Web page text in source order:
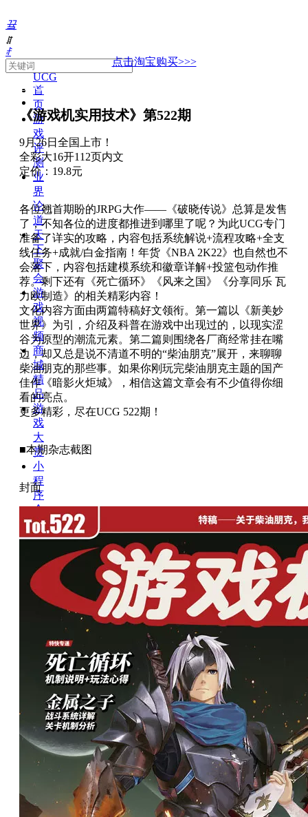
끀
ꁲ
About
UCG
首
页
游
戏
评
测
业
界
论
道
天
下
聚
会
游
戏
视
频
商
城
精
品
游
戏
大
赏
小
程
序
个
人
中
ꄙ
点击淘宝购买>>>
UCG,游戏机实用技术,游戏攻略,主机游戏,单机游戏
《游戏机实用技术》第522期
9月26日全国上市！
全彩大16开112页内文
定价：19.8元
各位翘首期盼的JRPG大作——《破晓传说》总算是发售
了，不知各位的进度都推进到哪里了呢？为此UCG专门
准备了详实的攻略，内容包括系统解说+流程攻略+全支
线任务+成就/白金指南！年货《NBA 2K22》也自然也不
会落下，内容包括建模系统和徽章详解+投篮包动作推
荐。剩下还有《死亡循环》《风来之国》《分享同乐 瓦
力欧制造》的相关精彩内容！
文化内容方面由两篇特稿好文领衔。第一篇以《新美妙
世界》为引，介绍及科普在游戏中出现过的，以现实涩
谷为原型的潮流元素。第二篇则围绕各厂商经常挂在嘴
边，却又总是说不清道不明的“柴油朋克”展开，来聊聊
柴油朋克的那些事。如果你刚玩完柴油朋克主题的国产
佳作《暗影火炬城》，相信这篇文章会有不少值得你细
看的亮点。
更多精彩，尽在UCG 522期！
■本期杂志截图
封面